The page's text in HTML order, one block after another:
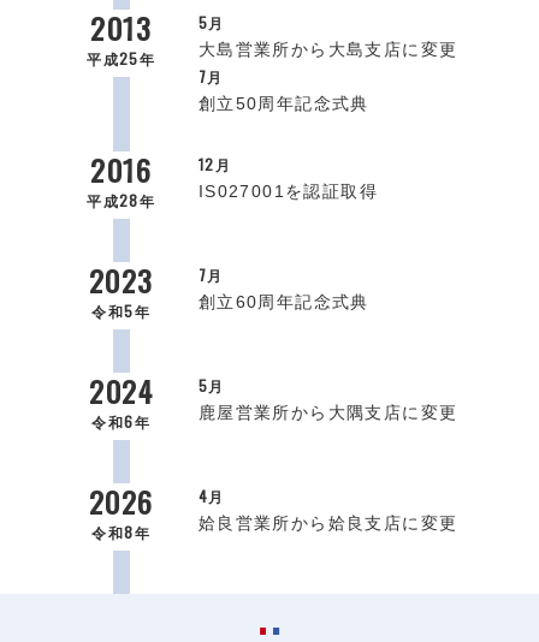
2013
平成25年
5月
大島営業所から大島支店に変更
7月
創立50周年記念式典
2016
平成28年
12月
IS027001を認証取得
2023
令和5年
7月
創立60周年記念式典
2024
令和6年
5月
鹿屋営業所から大隅支店に変更
2026
令和8年
4月
姶良営業所から姶良支店に変更